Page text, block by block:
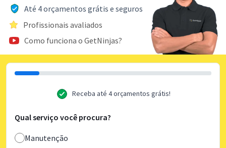
Até 4 orçamentos grátis e seguros
Profissionais avaliados
Como funciona o GetNinjas?
Receba até 4 orçamentos grátis!
Qual serviço você procura?
Manutenção